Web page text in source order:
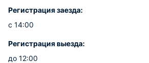
Регистрация заезда:
с 14:00
Регистрация выезда:
до 12:00